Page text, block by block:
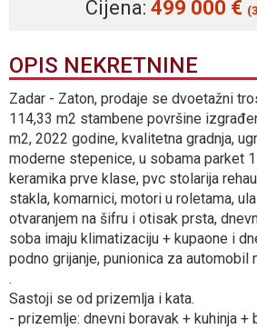
Cijena: 499 000 €
OPIS NEKRETNINE
Zadar - Zaton, prodaje se dvoetažni
114,33 m2 stambene površine
m2, 2022 godine, kvalitetna gradnja,
moderne stepenice, u sobama parket
keramika prve klase, pvc stolarija
stakla, komarnici, motori u roletama,
otvaranjem na šifru i otisak prsta,
soba imaju klimatizaciju + kupaone i
podno grijanje, punionica za automobil
.
Sastoji se od prizemlja i kata.
- prizemlje: dnevni boravak + kuhinja +